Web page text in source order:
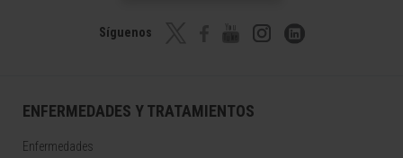
Síguenos
ENFERMEDADES Y TRATAMIENTOS
Enfermedades